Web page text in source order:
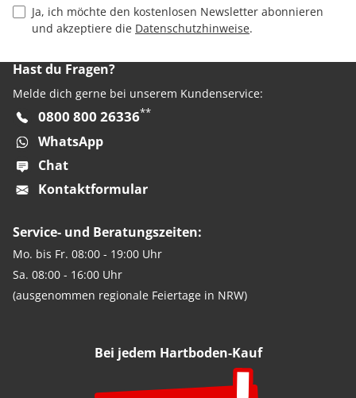
Privacy Policy Checkbox
Ja, ich möchte den kostenlosen Newsletter abonnieren
und akzeptiere die Datenschutzhinweise.
Hast du Fragen?
Melde dich gerne bei unserem Kundenservice:
0800 800 26336**
WhatsApp
Chat
Kontaktformular
Service- und Beratungszeiten:
Mo. bis Fr. 08:00 - 19:00 Uhr
Sa. 08:00 - 16:00 Uhr
(ausgenommen regionale Feiertage in NRW)
Bei jedem Hartboden-Kauf